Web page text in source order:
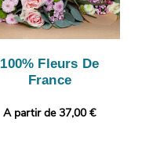
100% Fleurs De
France
A partir de 37,00 €